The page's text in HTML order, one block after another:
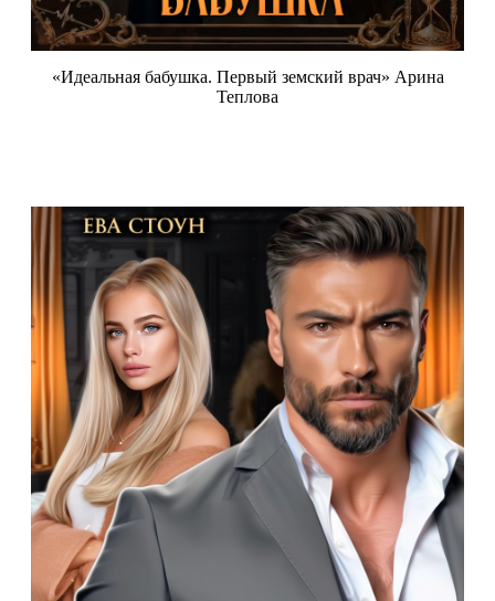
«Идеальная бабушка. Первый земский врач» Арина
Теплова